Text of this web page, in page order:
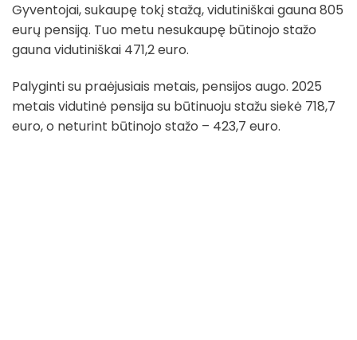
Gyventojai, sukaupę tokį stažą, vidutiniškai gauna 805
eurų pensiją. Tuo metu nesukaupę būtinojo stažo
gauna vidutiniškai 471,2 euro.
Palyginti su praėjusiais metais, pensijos augo. 2025
metais vidutinė pensija su būtinuoju stažu siekė 718,7
euro, o neturint būtinojo stažo – 423,7 euro.